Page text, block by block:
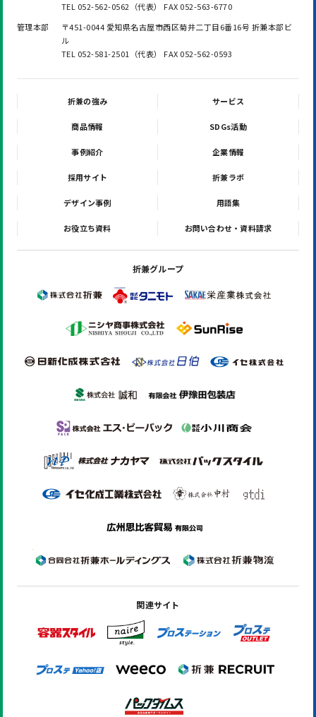
TEL 052-562-0562（代表） FAX 052-563-6770
管理本部
〒451-0044 愛知県名古屋市西区菊井二丁目6番16号 折兼本部ビ
ル
TEL 052-581-2501（代表） FAX 052-562-0593
折兼の強み サービス
商品情報 SDGs活動
事例紹介 企業情報
採用サイト 折兼ラボ
デザイン事例 用語集
お役立ち資料 お問い合わせ・資料請求
折兼グループ
関連サイト